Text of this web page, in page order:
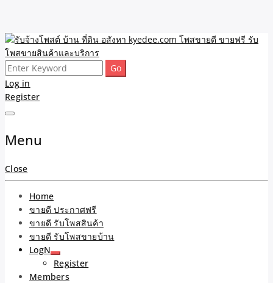
Skip
to
content
รับจ้างโพสต์ บ้าน ที่ดิน
อสังหา kyedee.com โพส
ขายดี ขายฟรี รับโพสขาย
สินค้าและบริการ
ขายดี โพสประกาศขายสินค้าฟรี บ้าน ที่ดิน อสังหา รับโพสต์ประกาศขาย
ของ รับรองผล ดีที่สุดถูกที่สุด ติดหน้าแรกกูเกืล
Search
for:
Log in
Register
Menu
Close
Home
ขายดี ประกาศฟรี
ขายดี รับโพสสินค้า
ขายดี รับโพสขายบ้าน
LogN
Register
Members